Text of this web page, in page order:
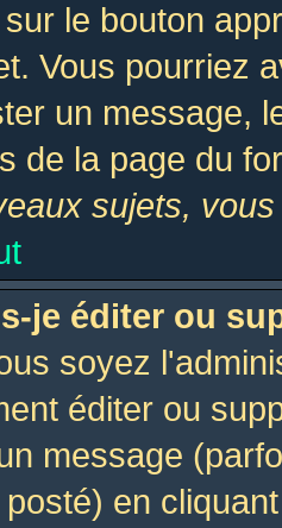
le bouton
Vous pourriez
un message,
de la page du
sujets,
je éditer ou
soyez
éditer ou
message
en